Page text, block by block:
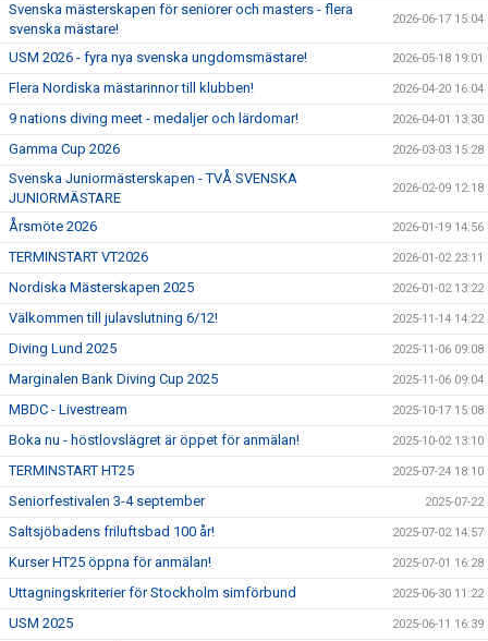
Svenska mästerskapen för seniorer och masters - flera
svenska mästare!
2026-06-17 15:04
USM 2026 - fyra nya svenska ungdomsmästare! 2026-05-18 19:01
Flera Nordiska mästarinnor till klubben! 2026-04-20 16:04
9 nations diving meet - medaljer och lärdomar! 2026-04-01 13:30
Gamma Cup 2026 2026-03-03 15:28
Svenska Juniormästerskapen - TVÅ SVENSKA
JUNIORMÄSTARE
2026-02-09 12:18
Årsmöte 2026 2026-01-19 14:56
TERMINSTART VT2026 2026-01-02 23:11
Nordiska Mästerskapen 2025 2026-01-02 13:22
Välkommen till julavslutning 6/12! 2025-11-14 14:22
Diving Lund 2025 2025-11-06 09:08
Marginalen Bank Diving Cup 2025 2025-11-06 09:04
MBDC - Livestream 2025-10-17 15:08
Boka nu - höstlovslägret är öppet för anmälan! 2025-10-02 13:10
TERMINSTART HT25 2025-07-24 18:10
Seniorfestivalen 3-4 september 2025-07-22
Saltsjöbadens friluftsbad 100 år! 2025-07-02 14:57
Kurser HT25 öppna för anmälan! 2025-07-01 16:28
Uttagningskriterier för Stockholm simförbund 2025-06-30 11:22
USM 2025 2025-06-11 16:39